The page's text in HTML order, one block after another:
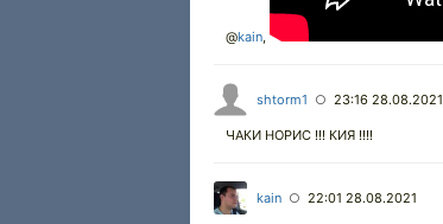
@kain,
shtorm1 ○ 23:16 28.08.2021
ЧАКИ НОРИС !!! КИЯ !!!!
kain ○ 22:01 28.08.2021